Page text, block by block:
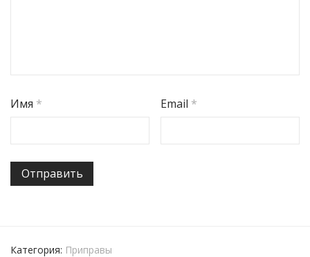
Имя * Email *
Категория: Приправы